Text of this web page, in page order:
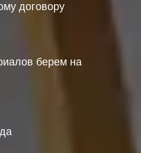
договору
берем на